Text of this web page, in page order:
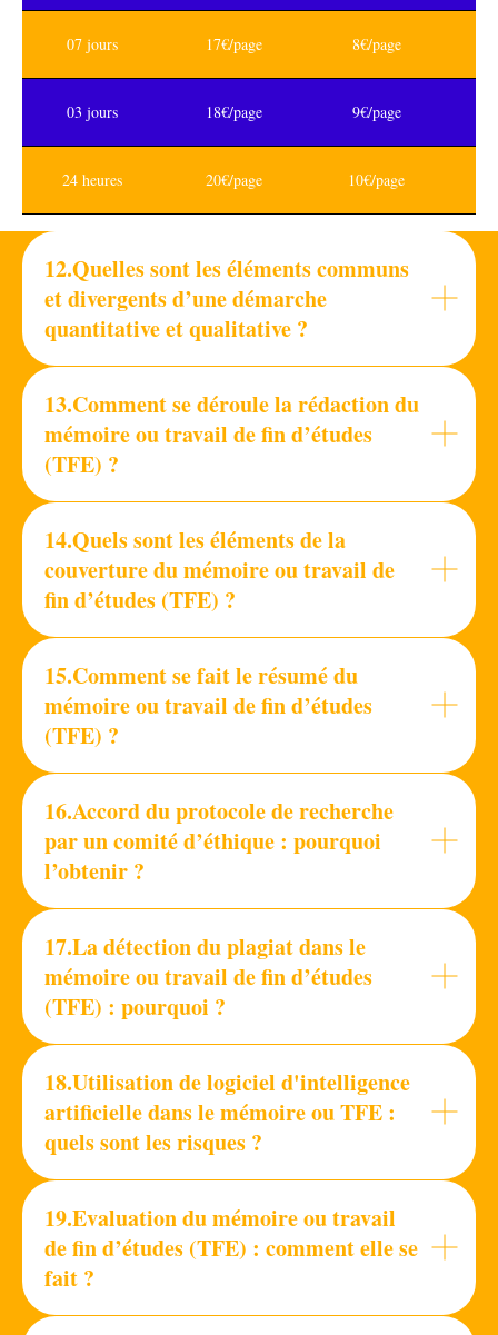
07 jours 17€/page 8€/page
03 jours 18€/page 9€/page
24 heures 20€/page 10€/page
12.Quelles sont les éléments communs
et divergents d’une démarche
quantitative et qualitative ?
13.Comment se déroule la rédaction du
mémoire ou travail de fin d’études
(TFE) ?
14.Quels sont les éléments de la
couverture du mémoire ou travail de
fin d’études (TFE) ?
15.Comment se fait le résumé du
mémoire ou travail de fin d’études
(TFE) ?
16.Accord du protocole de recherche
par un comité d’éthique : pourquoi
l’obtenir ?
17.La détection du plagiat dans le
mémoire ou travail de fin d’études
(TFE) : pourquoi ?
18.Utilisation de logiciel d'intelligence
artificielle dans le mémoire ou TFE :
quels sont les risques ?
19.Evaluation du mémoire ou travail
de fin d’études (TFE) : comment elle se
fait ?